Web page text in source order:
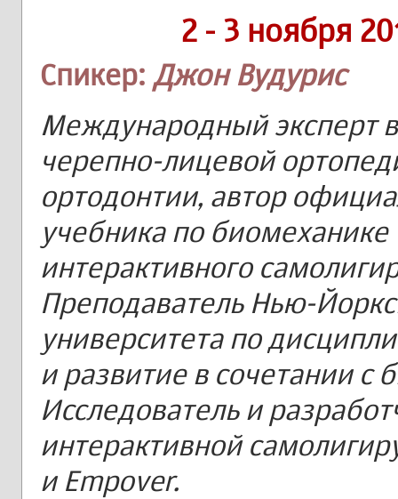
2 - 3 ноября
Спикер: Джон Вудурис
Международный эксперт
черепно-лицевой
ортодонтии, автор
учебника по биомеханике
интерактивного
Преподаватель Нью-
университета по
и развитие в сочетании с
Исследователь и
интерактивной
и Empover.